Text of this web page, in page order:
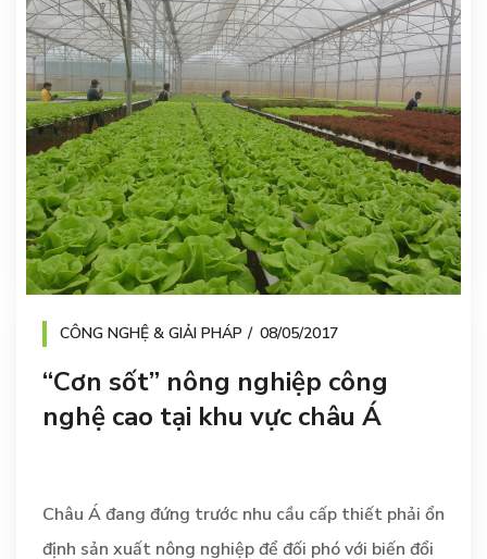
CÔNG NGHỆ & GIẢI PHÁP 08/05/2017
“Cơn sốt” nông nghiệp công
nghệ cao tại khu vực châu Á
Châu Á đang đứng trước nhu cầu cấp thiết phải ổn
định sản xuất nông nghiệp để đối phó với biến đổi